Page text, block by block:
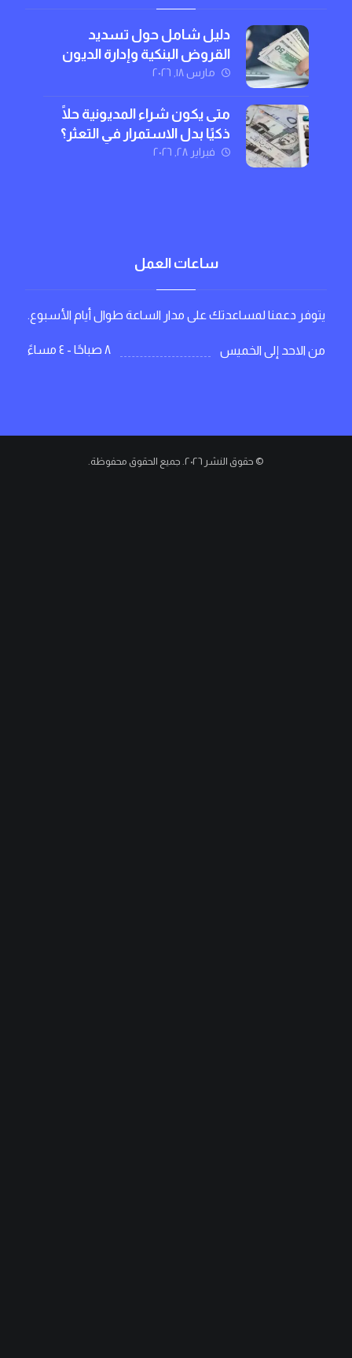
دليل شامل حول تسديد
القروض البنكية وإدارة الديون
بذكاءمارس ١٨, ٢٠٢٦
متى يكون شراء المديونية حلًا
ذكيًا بدل الاستمرار في التعثر؟
فبراير ٢٨, ٢٠٢٦
ساعات العمل
يتوفر دعمنا لمساعدتك على مدار الساعة طوال أيام الأسبوع.
من الاحد إلى الخميس ٨ صباحًا - ٤ مساءً
© حقوق النشر ٢٠٢٦. جميع الحقوق محفوظة.